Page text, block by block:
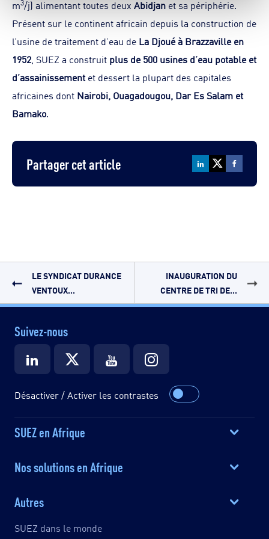
m3/j) alimentant toutes deux Abidjan et sa périphérie.
Présent sur le continent africain depuis la construction de
l’usine de traitement d’eau de La Djoué à Brazzaville en
1952 , SUEZ a construit plus de 500 usines d’eau potable et
d’assainissementet dessert la plupart des capitales
africaines dont Nairobi, Ouagadougou, Dar Es Salam et
Bamako.
Partager cet article
LE SYNDICAT DURANCE
VENTOUX...
INAUGURATION DU
CENTRE DE TRI DE...
Suivez-nous
Désactiver / Activer les contrastes
SUEZ en Afrique
Nos solutions en Afrique
Autres
SUEZ dans le monde